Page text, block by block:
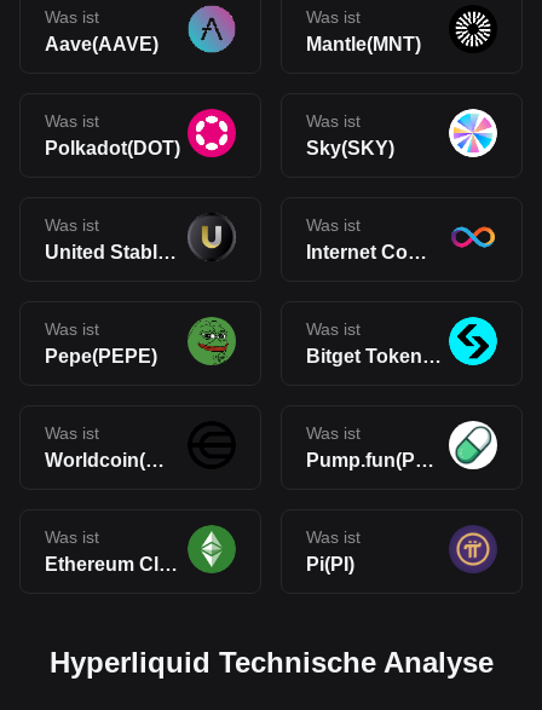
Was ist
Aave(AAVE)
Was ist
Mantle(MNT)
Was ist
Polkadot(DOT)
Was ist
Sky(SKY)
Was ist
United Stables(U)
Was ist
Internet Computer(ICP)
Was ist
Pepe(PEPE)
Was ist
Bitget Token(BGB)
Was ist
Worldcoin(WLD)
Was ist
Pump.fun(PUMP)
Was ist
Ethereum Classic(ETC)
Was ist
Pi(PI)
Hyperliquid Technische Analyse